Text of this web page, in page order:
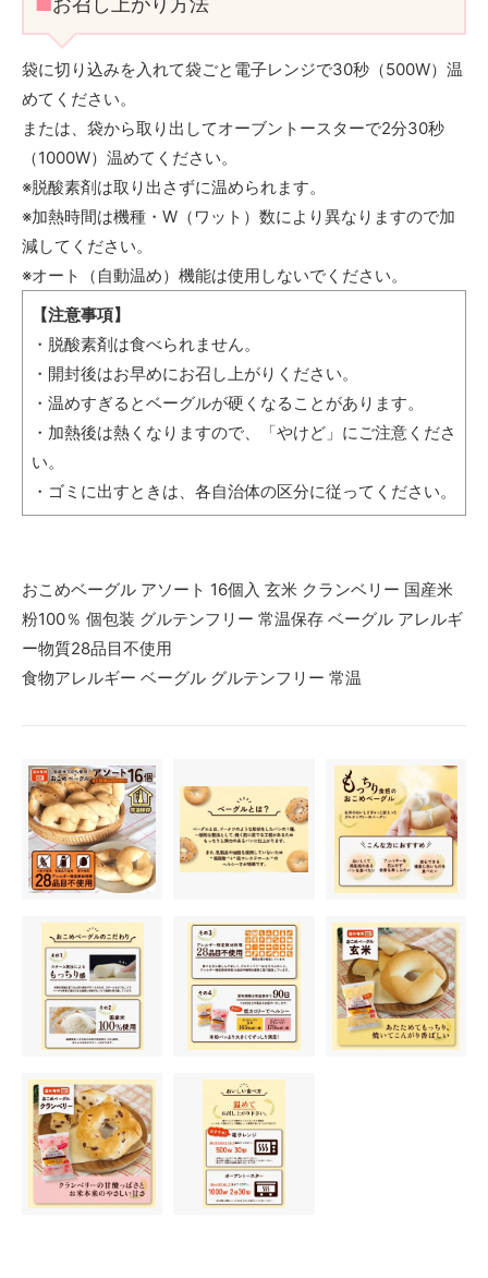
袋に切り込みを入れて袋ごと電子レンジで30秒（500W）温
めてください。
または、袋から取り出してオーブントースターで2分30秒
（1000W）温めてください。
※脱酸素剤は取り出さずに温められます。
※加熱時間は機種・W（ワット）数により異なりますので加
減してください。
※オート（自動温め）機能は使用しないでください。
【注意事項】
・脱酸素剤は食べられません。
・開封後はお早めにお召し上がりください。
・温めすぎるとベーグルが硬くなることがあります。
・加熱後は熱くなりますので、「やけど」にご注意くださ
い。
・ゴミに出すときは、各自治体の区分に従ってください。
おこめベーグル アソート 16個入 玄米 クランベリー 国産米
粉100％ 個包装 グルテンフリー 常温保存 ベーグル アレルギ
ー物質28品目不使用
食物アレルギー ベーグル グルテンフリー 常温